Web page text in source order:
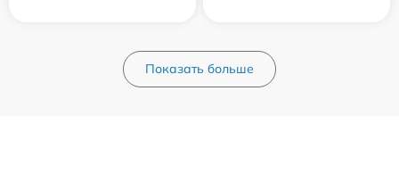
Показать больше